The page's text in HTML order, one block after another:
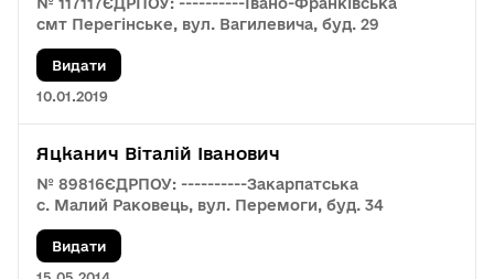
смт Перегінське, вул. Вагилевича, буд. 29
Видати
10.01.2019
Яцканич Віталій Іванович
№ 89816ЄДРПОУ: ----------Закарпатська
с. Малий Раковець, вул. Перемоги, буд. 34
Видати